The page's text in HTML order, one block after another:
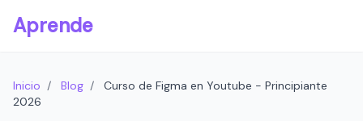
Aprende
Inicio / Blog /
Curso de Figma en Youtube - Principiante
2026